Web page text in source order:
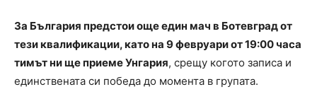
За България предстои още един мач в Ботевград от
тези квалификации, като на 9 февруари от 19:00 часа
тимът ни ще приеме Унгария, срещу когото записа и
единствената си победа до момента в групата.